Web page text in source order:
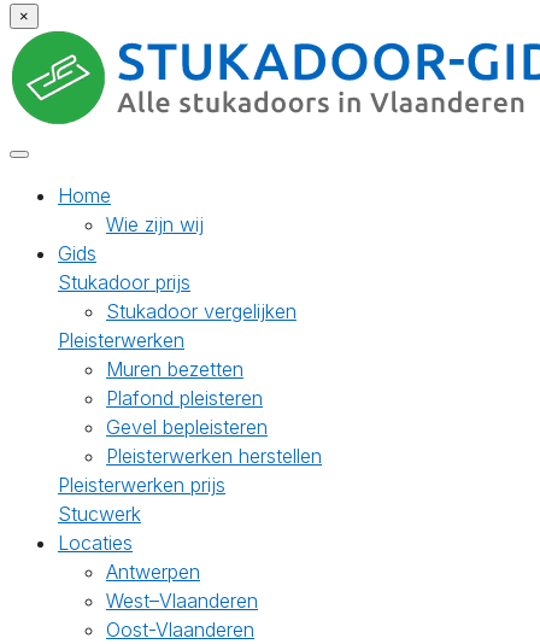
×
Home
Wie zijn wij
Gids
Stukadoor prijs
Stukadoor vergelijken
Pleisterwerken
Muren bezetten
Plafond pleisteren
Gevel bepleisteren
Pleisterwerken herstellen
Pleisterwerken prijs
Stucwerk
Locaties
Antwerpen
West–Vlaanderen
Oost-Vlaanderen